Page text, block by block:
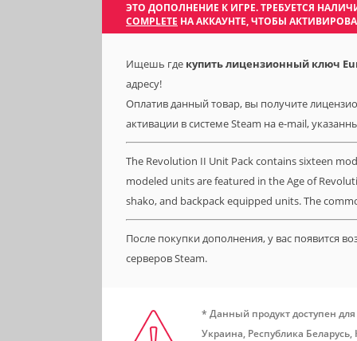
ЭТО ДОПОЛНЕНИЕ К ИГРЕ. ТРЕБУЕТСЯ
COMPLETE НА АККАУНТЕ, ЧТОБЫ
Ищешь где купить лицензионный ключ
адресу!
Оплатив данный товар, вы получите
активации в системе Steam на e-mail,
The Revolution II Unit Pack contains sixteen
modeled units are featured in the Age of
shako, and backpack equipped units. The
После покупки дополнения, у вас появится
серверов Steam.
* Данный продукт доступен
Украина, Республика